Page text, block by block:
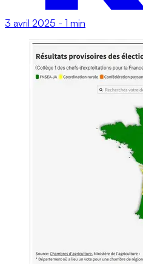
3 avril 2025 - 1 min